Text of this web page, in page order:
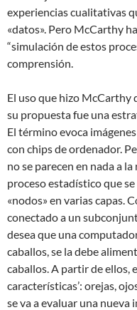
experiencias cualitativas
«datos». Pero McCarthy
“simulación de estos
comprensión.
El uso que hizo McCarthy
su propuesta fue una
El término evoca
con chips de ordenador.
no se parecen en nada a
proceso estadístico que
«nodos» en varias capas.
conectado a un
desea que una
caballos, se la debe
caballos. A partir de ellos,
características’: orejas,
se va a evaluar una nueva